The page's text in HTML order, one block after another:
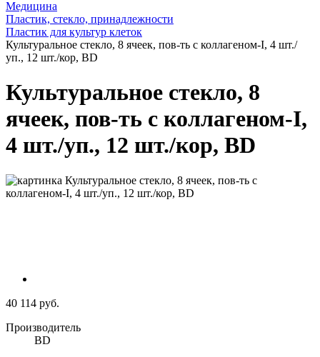
Медицина
Пластик, стекло, принадлежности
Пластик для культур клеток
Культуральное стекло, 8 ячеек, пов-ть с коллагеном-I, 4 шт./
уп., 12 шт./кор, BD
Культуральное стекло, 8
ячеек, пов-ть с коллагеном-I,
4 шт./уп., 12 шт./кор, BD
40 114 руб.
Производитель
BD